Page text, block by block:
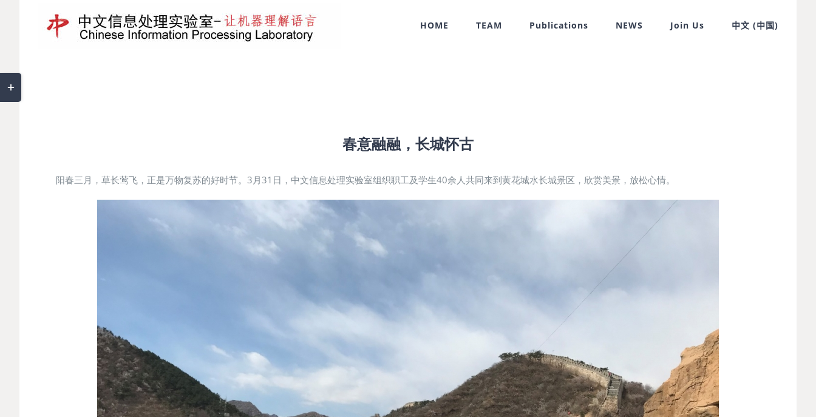
HOME TEAM Publications NEWS Join Us 中文 (中国)
春意融融，长城怀古
阳春三月，草长莺飞，正是万物复苏的好时节。3月31日，中文信息处理实验室组织职工及学生40余人共同来到黄花城水长城景区，欣赏美景，放松心情。
Toggle
Sliding